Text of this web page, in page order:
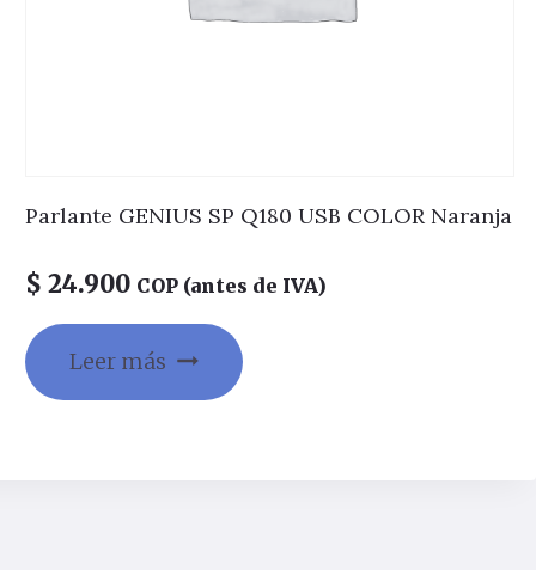
Parlante GENIUS SP Q180 USB COLOR Naranja
$ 24.900 COP (antes de IVA)
Leer más